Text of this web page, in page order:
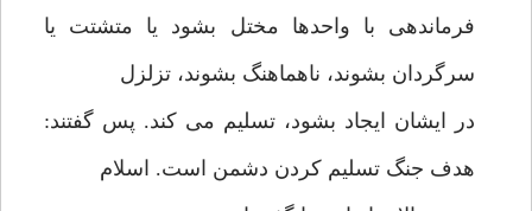
فرماندهی با واحدها مختل بشود یا متشتت یا
سرگردان بشوند، ناهماهنگ بشوند، تزلزل
در ایشان ایجاد بشود، تسلیم می کند. پس گفتند:
هدف جنگ تسلیم کردن دشمن است. اسلام